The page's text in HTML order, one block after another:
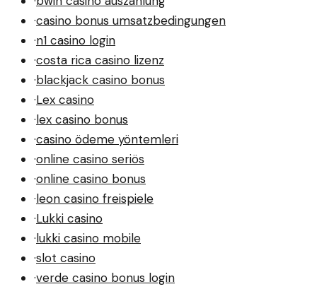
·casino bonus umsatzbedingungen
·n1 casino login
·costa rica casino lizenz
·blackjack casino bonus
·Lex casino
·lex casino bonus
·casino ödeme yöntemleri
·online casino seriös
·online casino bonus
·leon casino freispiele
·Lukki casino
·lukki casino mobile
·slot casino
·verde casino bonus login